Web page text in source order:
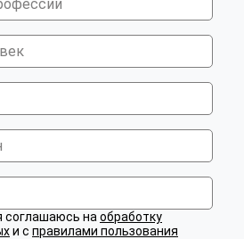
соглашаюсь на обработку
и с правилами пользования